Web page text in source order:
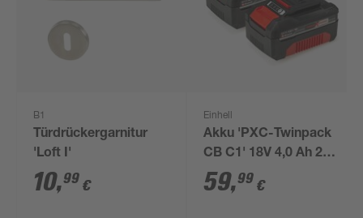
B1
Türdrückergarnitur
'Loft I'
10,99 €
Einhell
Akku 'PXC-Twinpack
CB C1' 18V 4,0 Ah 2
Stück
59,99 €